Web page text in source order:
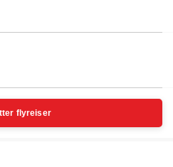
flyreiser